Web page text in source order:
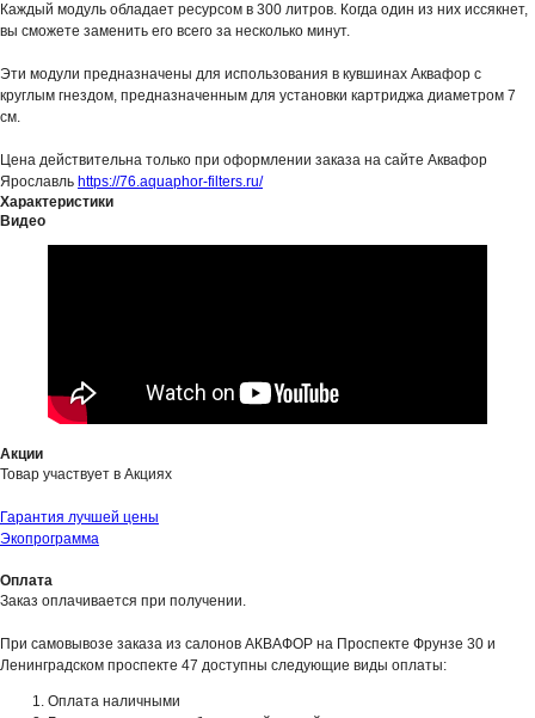
Каждый модуль обладает ресурсом в 300 литров. Когда один из них иссякнет,
вы сможете заменить его всего за несколько минут.
Эти модули предназначены для использования в кувшинах Аквафор с
круглым гнездом, предназначенным для установки картриджа диаметром 7
см.
Цена действительна только при оформлении заказа на сайте Аквафор
Ярославль https://76.aquaphor-filters.ru/
Характеристики
Видео
Акции
Товар участвует в Акциях
Гарантия лучшей цены
Экопрограмма
Оплата
Заказ оплачивается при получении.
При самовывозе заказа из салонов АКВАФОР на Проспекте Фрунзе 30 и
Ленинградском проспекте 47 доступны следующие виды оплаты:
Оплата наличными